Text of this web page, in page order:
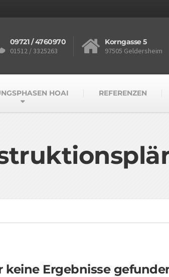
09721 / 4760970
01512 / 3325263
Korngasse 5
97505 Geldersheim
HOAI REFERENZEN
keine Ergebnisse